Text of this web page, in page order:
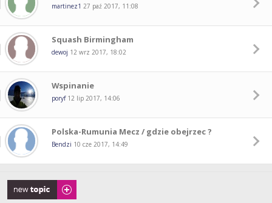
martinez1 27 paź 2017, 11:08
Squash Birmingham
dewoj 12 wrz 2017, 18:02
Wspinanie
poryf 12 lip 2017, 14:06
Polska-Rumunia Mecz / gdzie obejrzec ?
Bendzi 10 cze 2017, 14:49
Napisz wątek